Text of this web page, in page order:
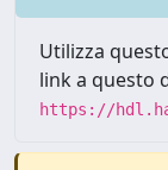
Utilizza
link a questo
https://